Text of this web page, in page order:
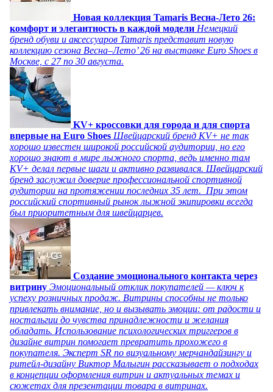
Новая коллекция Tamaris Весна-Лето 26:
комфорт и элегантность в каждой модели Немецкий
бренд обуви и аксессуаров Tamaris представит новую
коллекцию сезона Весна–Лето’ 26 на выставке Euro Shoes в
Москве, с 27 по 30 августа.
KV+ кроссовки для города и для спорта
впервые на Euro Shoes Швейцарский бренд KV+ не так
хорошо известен широкой российской аудитории, но его
хорошо знают в мире лыжного спорта, ведь именно там
KV+ делал первые шаги и активно развивался. Швейцарский
бренд заслужил доверие профессиональной спортивной
аудитории на протяжении последних 35 лет. При этом
российский спортивный рынок лыжной экипировки всегда
был приоритетным для швейцарцев.
Создание эмоционального контакта через
витрину Эмоциональный отклик покупателей — ключ к
успеху розничных продаж. Витрины способны не только
привлекать внимание, но и вызывать эмоции: от радости и
ностальгии до чувства принадлежности и желания
обладать. Использование психологических триггеров в
дизайне витрин помогает превратить прохожего в
покупателя. Эксперт SR по визуальному мерчандайзингу и
ритейл-дизайну Виктор Малыгин рассказывает о подходах
в концепции оформления витрин и актуальных темах и
сюжетах для презентации товара в витринах.